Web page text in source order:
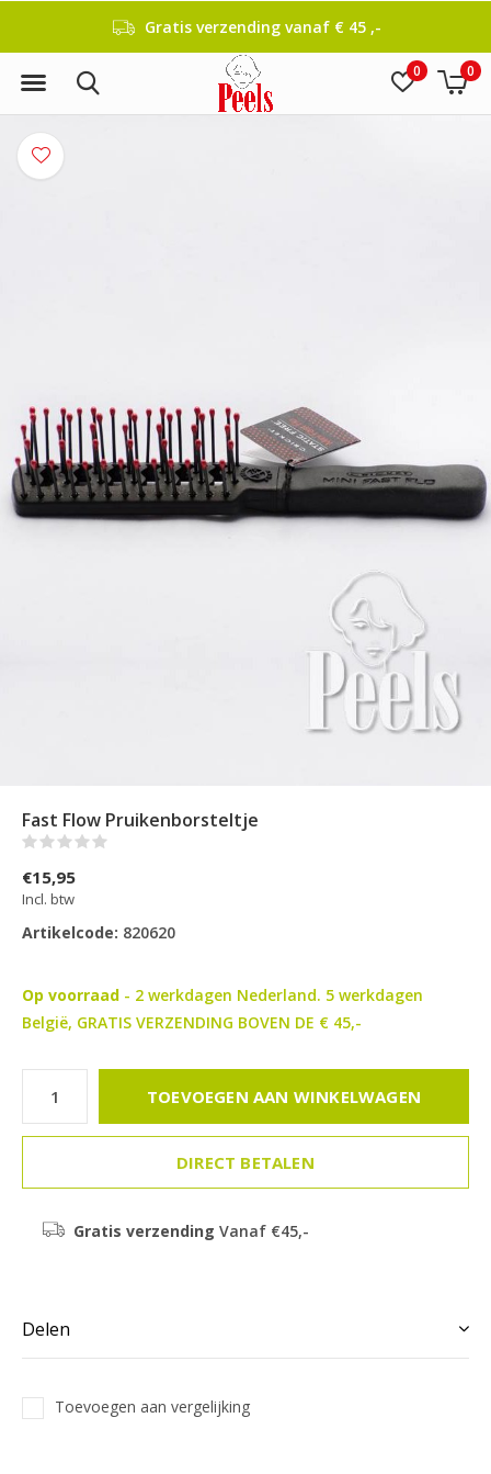
0 0
Gratis verzending vanaf € 45 ,-
Fast Flow Pruikenborsteltje
€15,95
Incl. btw
Artikelcode: 820620
Op voorraad - 2 werkdagen Nederland. 5 werkdagen
België, GRATIS VERZENDING BOVEN DE € 45,-
TOEVOEGEN AAN WINKELWAGEN
DIRECT BETALEN
Gratis verzending Vanaf €45,-
Delen
Toevoegen aan vergelijking